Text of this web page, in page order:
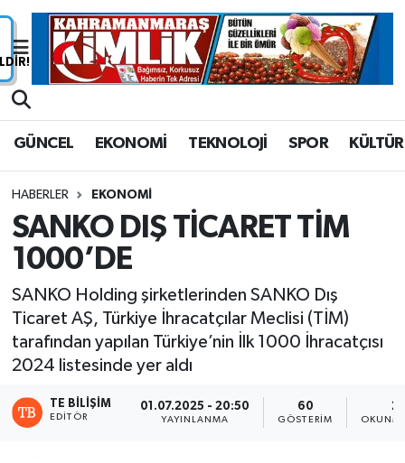
GÜNCEL EKONOMİ TEKNOLOJİ SPOR KÜLTÜR
HABERLER EKONOMİ
SANKO DIŞ TİCARET TİM
1000’DE
SANKO Holding şirketlerinden SANKO Dış
Ticaret AŞ, Türkiye İhracatçılar Meclisi (TİM)
tarafından yapılan Türkiye’nin İlk 1000 İhracatçısı
2024 listesinde yer aldı
TE BILIŞIM
EDITÖR
01.07.2025 - 20:50
YAYINLANMA
60
GÖSTERIM
2
Nöbetçi Eczaneler
Süper Lig Puan Durumu ve Fikstür
Tüm Manşetler
Son Dakika Haberleri